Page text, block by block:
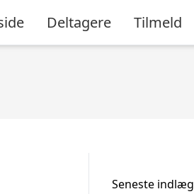
Deltagere Tilmeld
Seneste indlæg